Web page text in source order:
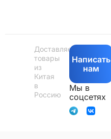
Доставляем
товары
из
Китая
в
Россию
Написать
нам
Мы в
соцсетях